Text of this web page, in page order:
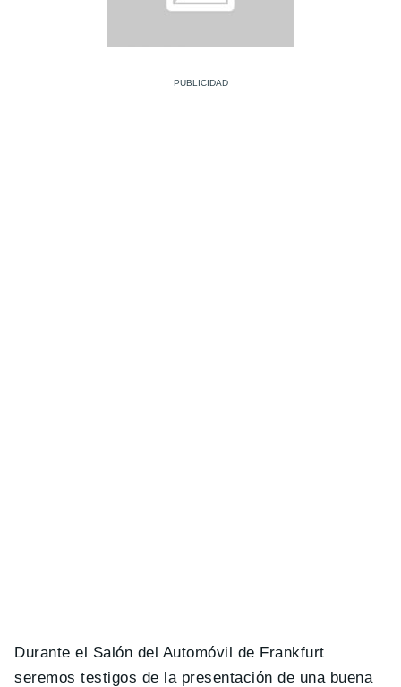
Durante el Salón del Automóvil de Frankfurt
seremos testigos de la presentación de una buena